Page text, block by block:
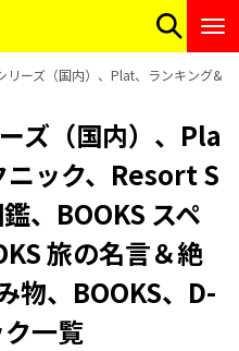
リーズ（国内）、Plat、ランキング&
ズ（国内）、Pla
ック、Resort S
、BOOKS スペ
旅の名言＆絶
物、BOOKS、D-
一覧